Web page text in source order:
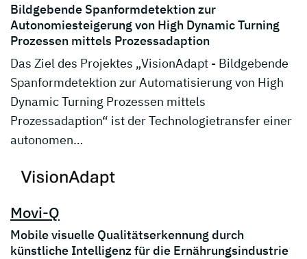
Bildgebende Spanformdetektion zur
Autonomiesteigerung von High Dynamic Turning
Prozessen mittels Prozessadaption
Das Ziel des Projektes „VisionAdapt - Bildgebende
Spanformdetektion zur Automatisierung von High
Dynamic Turning Prozessen mittels
Prozessadaption“ ist der Technologietransfer einer
autonomen…
Movi-Q
Mobile visuelle Qualitätserkennung durch
künstliche Intelligenz für die Ernährungsindustrie